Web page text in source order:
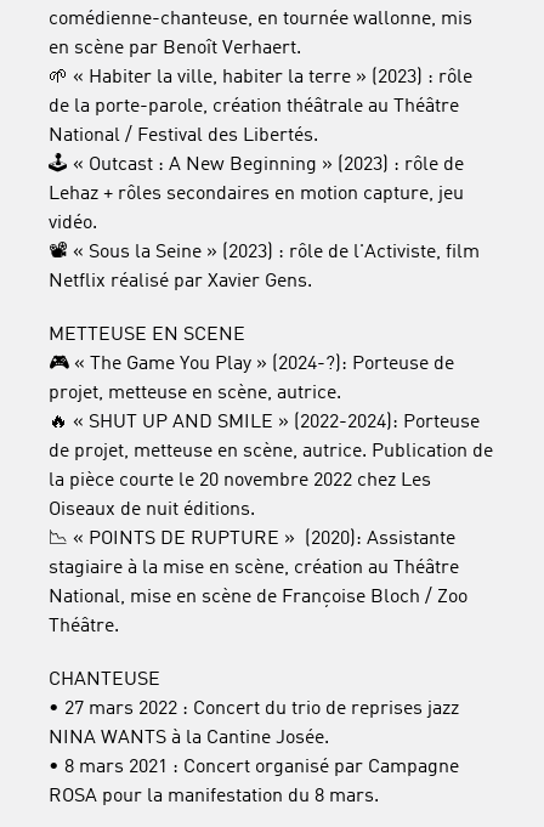
comédienne-chanteuse, en tournée wallonne, mis
en scène par Benoît Verhaert.
🌱 « Habiter la ville, habiter la terre » (2023) : rôle
de la porte-parole, création théâtrale au Théâtre
National / Festival des Libertés.
🕹️ « Outcast : A New Beginning » (2023) : rôle de
Lehaz + rôles secondaires en motion capture, jeu
vidéo.
📽️ « Sous la Seine » (2023) : rôle de l'Activiste, film
Netflix réalisé par Xavier Gens.
METTEUSE EN SCENE
🎮 « The Game You Play » (2024-?): Porteuse de
projet, metteuse en scène, autrice.
🔥 « SHUT UP AND SMILE » (2022-2024): Porteuse
de projet, metteuse en scène, autrice. Publication de
la pièce courte le 20 novembre 2022 chez Les
Oiseaux de nuit éditions.
📉 « POINTS DE RUPTURE » (2020): Assistante
stagiaire à la mise en scène, création au Théâtre
National, mise en scène de Françoise Bloch / Zoo
Théâtre.
CHANTEUSE
• 27 mars 2022 : Concert du trio de reprises jazz
NINA WANTS à la Cantine Josée.
• 8 mars 2021 : Concert organisé par Campagne
ROSA pour la manifestation du 8 mars.